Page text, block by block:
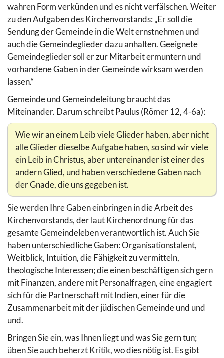
wahren Form verkünden und es nicht verfälschen. Weiter
zu den Aufgaben des Kirchenvorstands: „Er soll die
Sendung der Gemeinde in die Welt ernstnehmen und
auch die Gemeindeglieder dazu anhalten. Geeignete
Gemeindeglieder soll er zur Mitarbeit ermuntern und
vorhandene Gaben in der Gemeinde wirksam werden
lassen.“
Gemeinde und Gemeindeleitung braucht das
Miteinander. Darum schreibt Paulus (Römer 12, 4-6a):
Wie wir an einem Leib viele Glieder haben, aber nicht
alle Glieder dieselbe Aufgabe haben, so sind wir viele
ein Leib in Christus, aber untereinander ist einer des
andern Glied, und haben verschiedene Gaben nach
der Gnade, die uns gegeben ist.
Sie werden Ihre Gaben einbringen in die Arbeit des
Kirchenvorstands, der laut Kirchenordnung für das
gesamte Gemeindeleben verantwortlich ist. Auch Sie
haben unterschiedliche Gaben: Organisationstalent,
Weitblick, Intuition, die Fähigkeit zu vermitteln,
theologische Interessen; die einen beschäftigen sich gern
mit Finanzen, andere mit Personalfragen, eine engagiert
sich für die Partnerschaft mit Indien, einer für die
Zusammenarbeit mit der jüdischen Gemeinde und und
und.
Bringen Sie ein, was Ihnen liegt und was Sie gern tun;
üben Sie auch beherzt Kritik, wo dies nötig ist. Es gibt